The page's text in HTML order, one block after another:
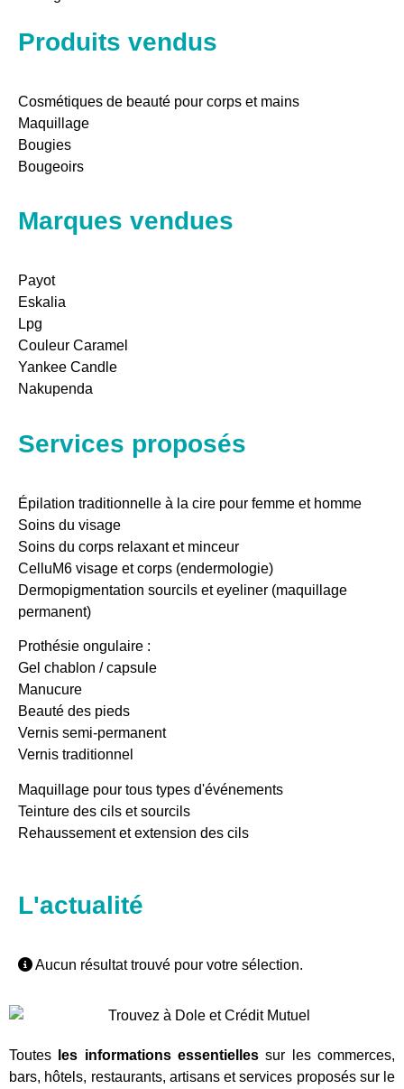
Produits vendus
Cosmétiques de beauté pour corps et mains
Maquillage
Bougies
Bougeoirs
Marques vendues
Payot
Eskalia
Lpg
Couleur Caramel
Yankee Candle
Nakupenda
Services proposés
Épilation traditionnelle à la cire pour femme et homme
Soins du visage
Soins du corps relaxant et minceur
CelluM6 visage et corps (endermologie)
Dermopigmentation sourcils et eyeliner (maquillage
permanent)
Prothésie ongulaire :
Gel chablon / capsule
Manucure
Beauté des pieds
Vernis semi-permanent
Vernis traditionnel
Maquillage pour tous types d'événements
Teinture des cils et sourcils
Rehaussement et extension des cils
L'actualité
Aucun résultat trouvé pour votre sélection.
Toutes les informations essentielles sur les commerces,
bars, hôtels, restaurants, artisans et services proposés sur le